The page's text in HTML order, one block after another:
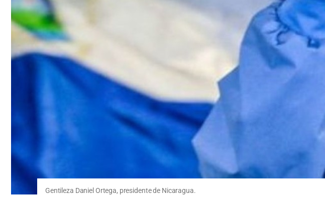
Gentileza Daniel Ortega, presidente de Nicaragua.